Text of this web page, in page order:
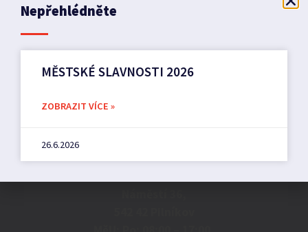
Nepřehlédněte
MĚSTSKÉ SLAVNOSTI 2026
ZOBRAZIT VÍCE »
26.6.2026